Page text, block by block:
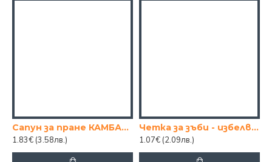
Сапун за пране КАМБАНА
1.83€ (3.58лв.)
Четка за зъби - избелваща
1.07€ (2.09лв.)